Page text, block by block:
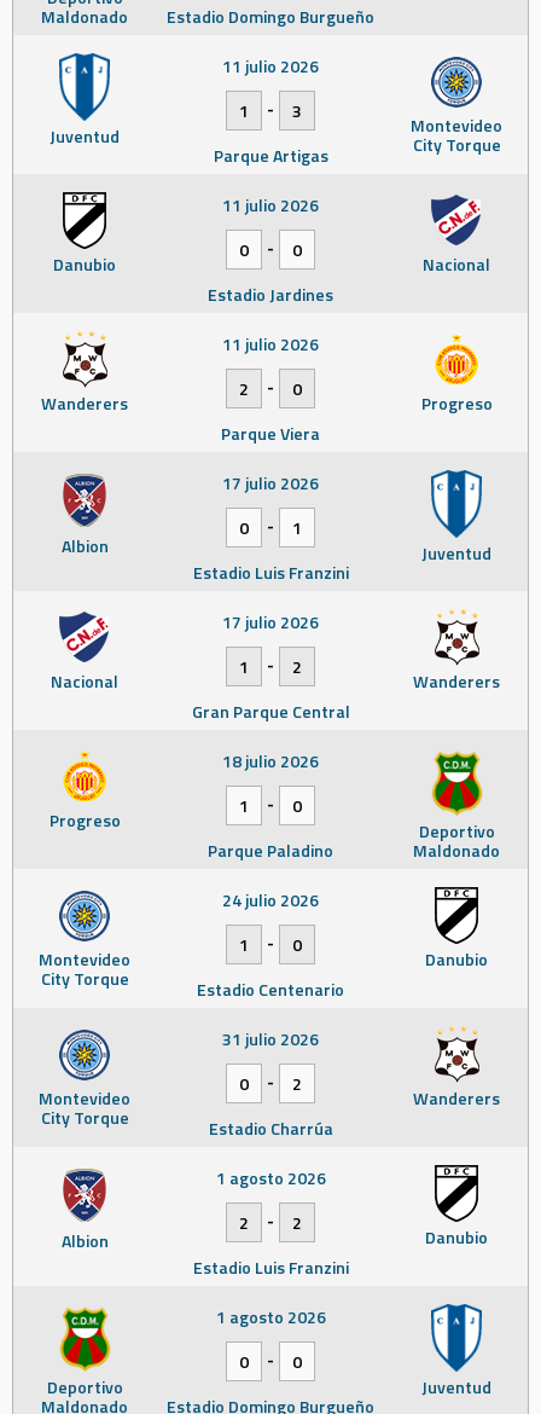
Maldonado
Estadio Domingo Burgueño
Juventud Montevideo
City Torque
11 julio 2026
1
-
3
Parque Artigas
Danubio Nacional
11 julio 2026
0
-
0
Estadio Jardines
Wanderers Progreso
11 julio 2026
2
-
0
Parque Viera
Albion Juventud
17 julio 2026
0
-
1
Estadio Luis Franzini
Nacional Wanderers
17 julio 2026
1
-
2
Gran Parque Central
Progreso Deportivo
Maldonado
18 julio 2026
1
-
0
Parque Paladino
Montevideo
City Torque
Danubio
24 julio 2026
1
-
0
Estadio Centenario
Montevideo
City Torque
Wanderers
31 julio 2026
0
-
2
Estadio Charrúa
Albion Danubio
1 agosto 2026
2
-
2
Estadio Luis Franzini
Deportivo
Maldonado
Juventud
1 agosto 2026
0
-
0
Estadio Domingo Burgueño